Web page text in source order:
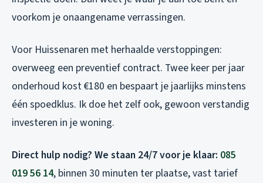
voorkom je onaangename verrassingen.
Voor Huissenaren met herhaalde verstoppingen:
overweeg een preventief contract. Twee keer per jaar
onderhoud kost €180 en bespaart je jaarlijks minstens
één spoedklus. Ik doe het zelf ook, gewoon verstandig
investeren in je woning.
Direct hulp nodig? We staan 24/7 voor je klaar: 085
019 56 14, binnen 30 minuten ter plaatse, vast tarief